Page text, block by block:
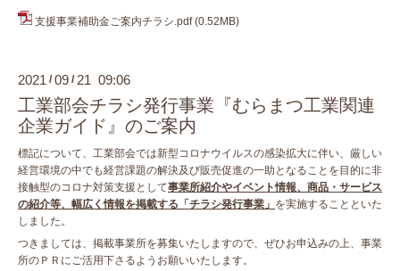
支援事業補助金ご案内チラシ.pdf (0.52MB)
2021 /09 / 21 09:06
工業部会チラシ発行事業『むらまつ工業関連
企業ガイド』のご案内
標記について、工業部会では新型コロナウイルスの感染拡大に伴い、厳しい
経営環境の中でも経営課題の解決及び販売促進の一助となることを目的に非
接触型のコロナ対策支援として事業所紹介やイベント情報、商品・サービス
の紹介等、幅広く情報を掲載する「チラシ発行事業」 を実施することといた
しました。
つきましては、掲載事業所を募集いたしますので、ぜひお申込みの上、事業
所のＰＲにご活用下さるようお願いいたします。